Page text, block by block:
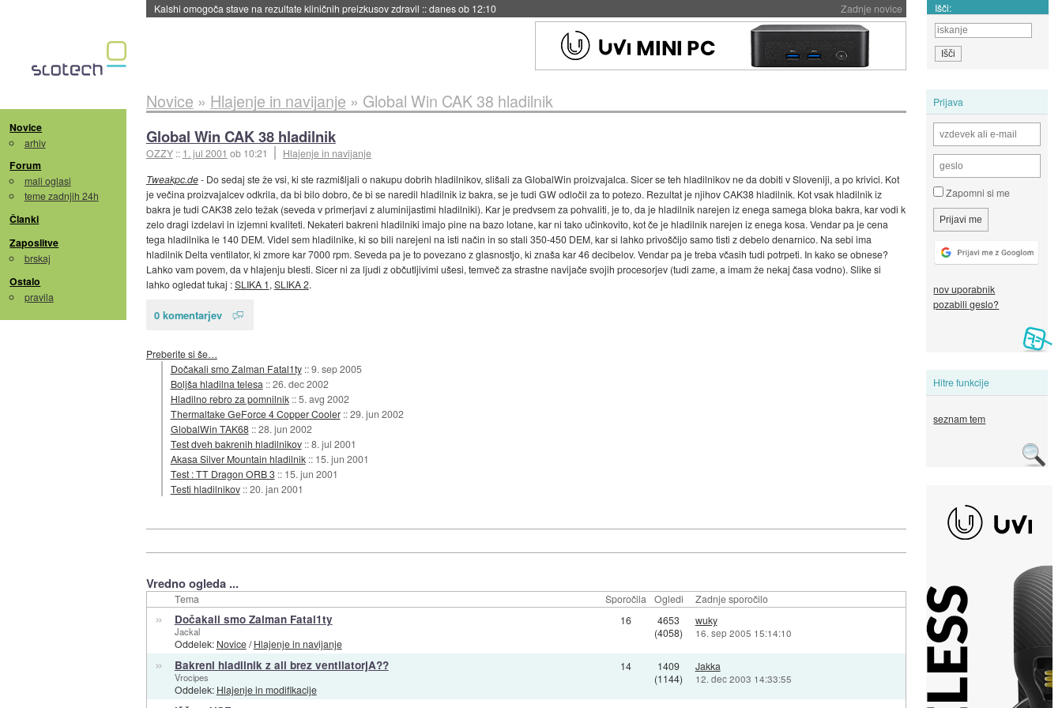
Zadnje novice
Kalshi omogoča stave na rezultate kliničnih preizkusov zdravil ::danes ob 12:10 Išči:
Novice
arhiv
Forum
mali oglasi
teme zadnjih 24h
Članki
Zaposlitve
brskaj
Ostalo
pravila
Prijava
Zapomni si me
nov uporabnik
pozabili geslo?
Hitre funkcije
seznam tem
Novice » Hlajenje in navijanje » Global Win CAK 38 hladilnik
Global Win CAK 38 hladilnik
OZZY :: 1. jul 2001 ob 10:21
Hlajenje in navijanje
Tweakpc.de- Do sedaj ste že vsi, ki ste razmišljali o nakupu dobrih hladilnikov, slišali za GlobalWin proizvajalca. Sicer se teh hladilnikov ne da dobiti v Sloveniji, a po krivici. Kot
je večina proizvajalcev odkrila, da bi bilo dobro, če bi se naredil hladilnik iz bakra, se je tudi GW odločil za to potezo. Rezultat je njihov CAK38 hladilnik. Kot vsak hladilnik iz
bakra je tudi CAK38 zelo težak (seveda v primerjavi z aluminijastimi hladilniki). Kar je predvsem za pohvaliti, je to, da je hladilnik narejen iz enega samega bloka bakra, kar vodi k
zelo dragi izdelavi in izjemni kvaliteti. Nekateri bakreni hladilniki imajo pine na bazo lotane, kar ni tako učinkovito, kot če je hladilnik narejen iz enega kosa. Vendar pa je cena
tega hladilnika le 140 DEM. Videl sem hladilnike, ki so bili narejeni na isti način in so stali 350-450 DEM, kar si lahko privoščijo samo tisti z debelo denarnico. Na sebi ima
hladilnik Delta ventilator, ki zmore kar 7000 rpm. Seveda pa je to povezano z glasnostjo, ki znaša kar 46 decibelov. Vendar pa je treba včasih tudi potrpeti. In kako se obnese?
Lahko vam povem, da v hlajenju blesti. Sicer ni za ljudi z občutljivimi ušesi, temveč za strastne navijače svojih procesorjev (tudi zame, a imam že nekaj časa vodno). Slike si
lahko ogledat tukaj :SLIKA 1, SLIKA 2.
0 komentarjev
Preberite si še…
Dočakali smo Zalman Fatal1ty ::9. sep 2005
Boljša hladilna telesa ::26. dec 2002
Hladilno rebro za pomnilnik ::5. avg 2002
Thermaltake GeForce 4 Copper Cooler ::29. jun 2002
GlobalWin TAK68 ::28. jun 2002
Test dveh bakrenih hladilnikov ::8. jul 2001
Akasa Silver Mountain hladilnik :: 15. jun 2001
Test : TT Dragon ORB 3 :: 15. jun 2001
Testi hladilnikov ::20. jan 2001
Vredno ogleda ...
Tema Sporočila Ogledi Zadnje sporočilo
» Dočakali smo Zalman Fatal1ty
Jackal
Oddelek: Novice/Hlajenje in navijanje
16
4653
(4058)
wuky
16. sep 2005 15:14:10
» Bakreni hladilnik z ali brez ventilatorjA??
Vrocipes
Oddelek: Hlajenje in modifikacije
14
1409
(1144)
Jakka
12. dec 2003 14:33:55